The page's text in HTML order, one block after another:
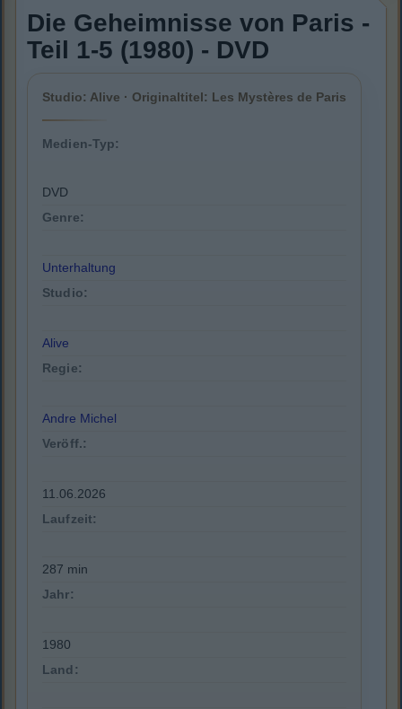
Die Geheimnisse von Paris -
Teil 1-5 (1980) - DVD
Studio: Alive · Originaltitel: Les Mystères de Paris
Medien-Typ:
DVD
Genre:
Unterhaltung
Studio:
Alive
Regie:
Andre Michel
Veröff.:
11.06.2026
Laufzeit:
287 min
Jahr:
1980
Land: